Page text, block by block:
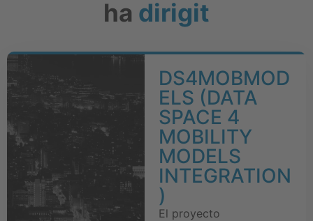
ha dirigit
DS4MOBMOD
ELS (DATA
SPACE 4
MOBILITY
MODELS
INTEGRATION
)
El proyecto